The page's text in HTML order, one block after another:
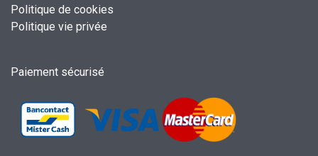
Politique de cookies
Politique vie privée
Paiement sécurisé